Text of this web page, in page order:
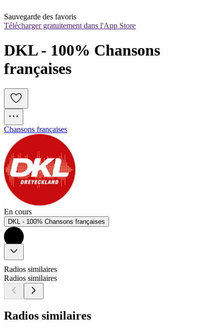
Sauvegarde des favoris
Télécharger gratuitement dans l'App Store
DKL - 100% Chansons
françaises
Chansons françaises
En cours
DKL - 100% Chansons françaises
Radios similaires
Radios similaires
Radios similaires